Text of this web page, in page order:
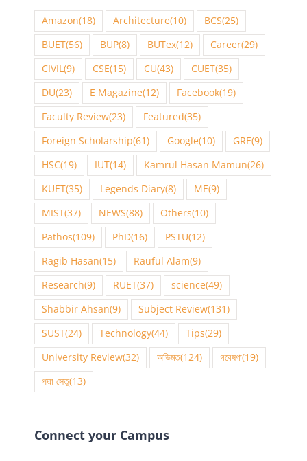
Amazon(18) Architecture(10) BCS(25)
BUET(56) BUP(8) BUTex(12) Career(29)
CIVIL(9) CSE(15) CU(43) CUET(35)
DU(23) E Magazine(12) Facebook(19)
Faculty Review(23) Featured(35)
Foreign Scholarship(61) Google(10) GRE(9)
HSC(19) IUT(14) Kamrul Hasan Mamun(26)
KUET(35) Legends Diary(8) ME(9)
MIST(37) NEWS(88) Others(10)
Pathos(109) PhD(16) PSTU(12)
Ragib Hasan(15) Rauful Alam(9)
Research(9) RUET(37) science(49)
Shabbir Ahsan(9) Subject Review(131)
SUST(24) Technology(44) Tips(29)
University Review(32) অভিমত(124) গবেষণা(19)
পদ্মা সেতু(13)
Connect your Campus